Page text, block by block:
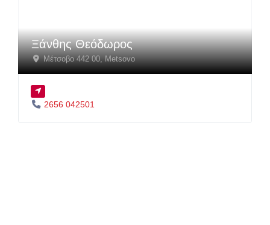
Ξάνθης Θεόδωρος
Μέτσοβο 442 00,Metsovo
2656 042501